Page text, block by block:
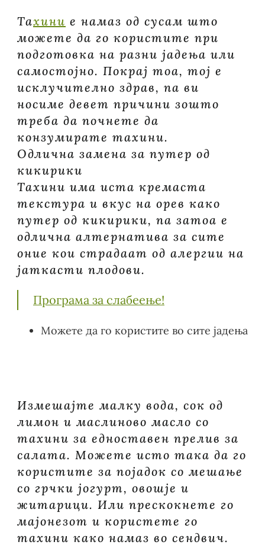
Тахини е намаз од сусам што
можете да го користите при
подготовка на разни јадења или
самостојно. Покрај тоа, тој е
исклучително здрав, па ви
носиме девет причини зошто
треба да почнете да
конзумирате тахини.
Одлична замена за путер од
кикирики
Тахини има иста кремаста
текстура и вкус на орев како
путер од кикирики, па затоа е
одлична алтернатива за сите
оние кои страдаат од алергии на
јаткасти плодови.
Програма за слабеење!
Можете да го користите во сите јадења
Измешајте малку вода, сок од
лимон и маслиново масло со
тахини за едноставен прелив за
салата. Можете исто така да го
користите за појадок со мешање
со грчки јогурт, овошје и
житарици. Или прескокнете го
мајонезот и користете го
тахини како намаз во сендвич.